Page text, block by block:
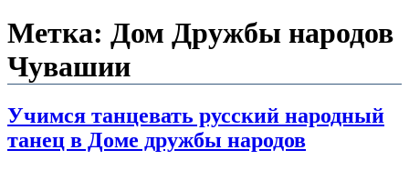
Метка: Дом Дружбы народов
Чувашии
Учимся танцевать русский народный
танец в Доме дружбы народов